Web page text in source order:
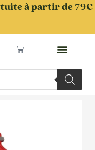
à partir de 79€
Panier